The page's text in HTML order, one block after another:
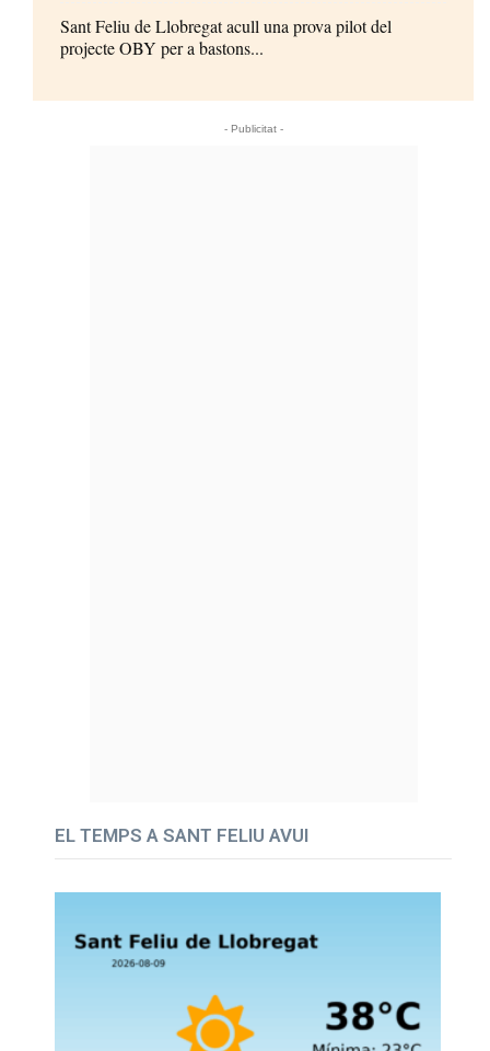
Sant Feliu de Llobregat acull una prova pilot del
projecte OBY per a bastons...
- Publicitat -
EL TEMPS A SANT FELIU AVUI